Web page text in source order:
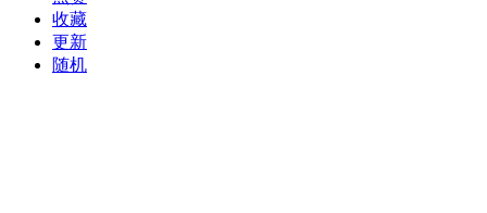
收藏
更新
随机